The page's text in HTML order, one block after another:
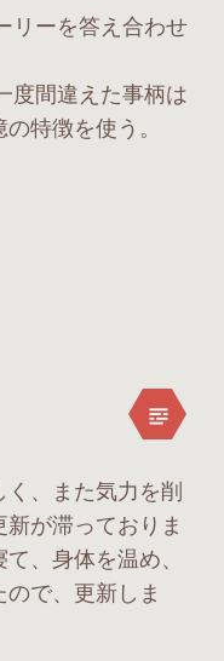
リーを答え合わせ
度間違えた事柄は
特徴を使う。
、また気力を削
が滞っておりま
、身体を温め、
で、更新しま